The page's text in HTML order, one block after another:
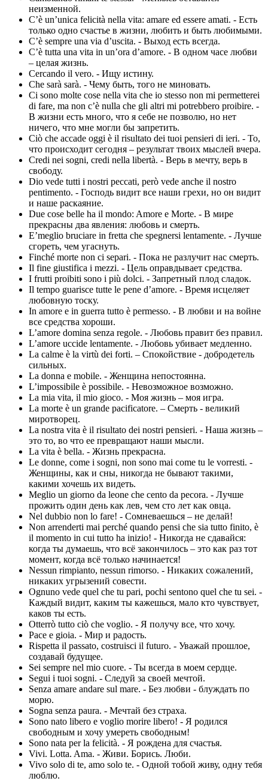
неизменной.
C’è un’unica felicità nella vita: amare ed essere amati. - Есть
только одно счастье в жизни, любить и быть любимыми.
C’è sempre una via d’uscita. - Выход есть всегда.
C’è tutta una vita in un’ora d’amore. - В одном часе любви
– целая жизнь.
Cercando il vero. - Ищу истину.
Che sarà sarà. - Чему быть, того не миновать.
Ci sono molte cose nella vita che io stesso non mi permetterei
di fare, ma non c’è nulla che gli altri mi potrebbero proibire. -
В жизни есть много, что я себе не позволю, но нет
ничего, что мне могли бы запретить.
Ciò che accade oggi è il risultato dei tuoi pensieri di ieri. - То,
что происходит сегодня – результат твоих мыслей вчера.
Credi nei sogni, credi nella libertà. - Верь в мечту, верь в
свободу.
Dio vede tutti i nostri peccati, però vede anche il nostro
pentimento. - Господь видит все наши грехи, но он видит
и наше раскаяние.
Due cose belle ha il mondo: Amore e Morte. - В мире
прекрасны два явления: любовь и смерть.
E’meglio bruciare in fretta che spegnersi lentamente. - Лучше
сгореть, чем угаснуть.
Finché morte non ci separi. - Пока не разлучит нас смерть.
Il fine giustifica i mezzi. - Цель оправдывает средства.
I frutti proibiti sono i più dolci. - Запретный плод сладок.
Il tempo guarisce tutte le pene d’amore. - Время исцеляет
любовную тоску.
In amore e in guerra tutto è permesso. - В любви и на войне
все средства хороши.
L’amore domina senza regole. - Любовь правит без правил.
L’amore uccide lentamente. - Любовь убивает медленно.
La calme è la virtù dei forti. – Спокойствие - добродетель
сильных.
La donna e mobile. - Женщина непостоянна.
L’impossibile è possibile. - Невозможное возможно.
La mia vita, il mio gioco. - Моя жизнь – моя игра.
La morte è un grande pacificatore. – Смерть - великий
миротворец.
La nostra vita è il risultato dei nostri pensieri. - Наша жизнь –
это то, во что ее превращают наши мысли.
La vita è bella. - Жизнь прекрасна.
Le donne, come i sogni, non sono mai come tu le vorresti. -
Женщины, как и сны, никогда не бывают такими,
какими хочешь их видеть.
Meglio un giorno da leone che cento da pecora. - Лучше
прожить один день как лев, чем сто лет как овца.
Nel dubbio non lo fare! - Сомневаешься – не делай!
Non arrenderti mai perché quando pensi che sia tutto finito, è
il momento in cui tutto ha inizio! - Никогда не сдавайся:
когда ты думаешь, что всё закончилось – это как раз тот
момент, когда всё только начинается!
Nessun rimpianto, nessun rimorso. - Никаких сожалений,
никаких угрызений совести.
Ognuno vede quel che tu pari, pochi sentono quel che tu sei. -
Каждый видит, каким ты кажешься, мало кто чувствует,
каков ты есть.
Otterrò tutto ciò che voglio. - Я получу все, что хочу.
Pace e gioia. - Мир и радость.
Rispetta il passato, costruisci il futuro. - Уважай прошлое,
создавай будущее.
Sei sempre nel mio cuore. - Ты всегда в моем сердце.
Segui i tuoi sogni. - Следуй за своей мечтой.
Senza amare andare sul mare. - Без любви - блуждать по
морю.
Sogna senza paura. - Мечтай без страха.
Sono nato libero е voglio morire libero! - Я родился
свободным и хочу умереть свободным!
Sono nata per la felicità. - Я рождена для счастья.
Vivi. Lotta. Ama. - Живи. Борись. Люби.
Vivo solo di te, amo solo te. - Одной тобой живу, одну тебя
люблю.